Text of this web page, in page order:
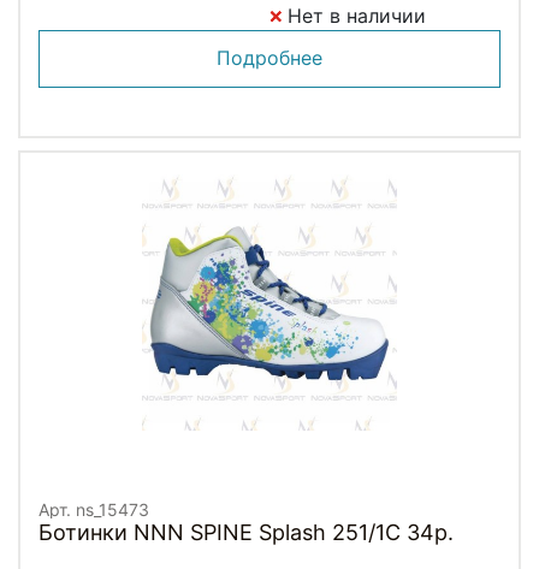
Нет в наличии
Подробнее
Арт. ns_15473
Ботинки NNN SPINE Splash 251/1C 34р.